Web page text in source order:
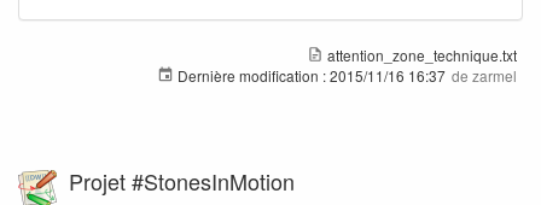
attention_zone_technique.txt
Dernière modification :2015/11/16 16:37 de zarmel
Projet #StonesInMotion